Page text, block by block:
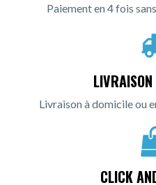
Paiement en 4 fois
Livraison à domicile ou
CLICK